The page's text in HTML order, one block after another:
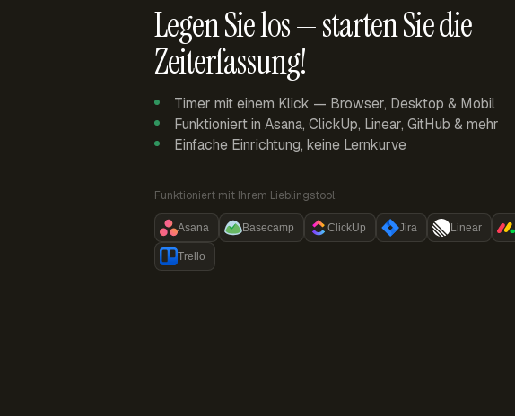
Legen Sie los — starten Sie die
Zeiterfassung!
Timer mit einem Klick — Browser, Desktop & Mobil
Funktioniert in Asana, ClickUp, Linear, GitHub & mehr
Einfache Einrichtung, keine Lernkurve
Funktioniert mit Ihrem Lieblingstool:
Asana Basecamp ClickUp Jira Linear
Trello